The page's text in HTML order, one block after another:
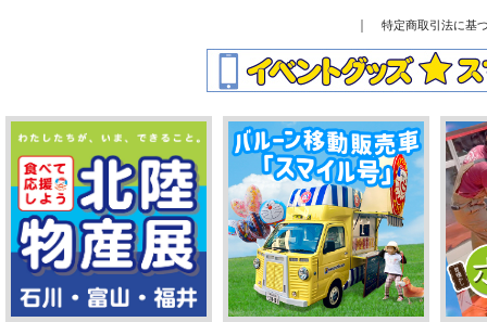
特定商取引法に基